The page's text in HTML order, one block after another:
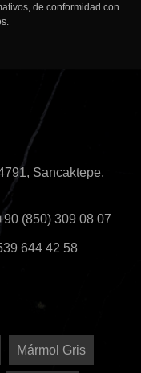
de conformidad con
Sancaktepe,
(850) 309 08 07
644 42 58
Mármol Gris